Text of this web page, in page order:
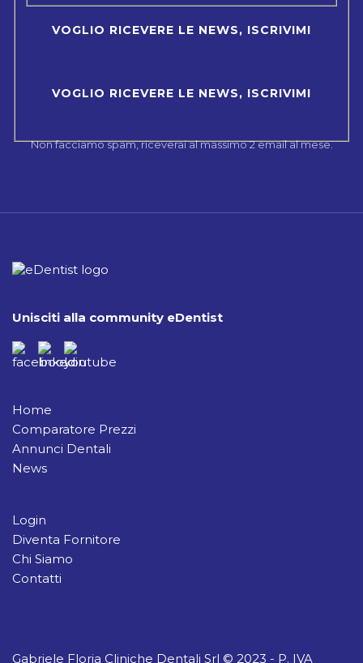
Non facciamo spam, riceverai al massimo 2 email al mese.
Unisciti alla community eDentist
Home
Comparatore Prezzi
Annunci Dentali
News
Login
Diventa Fornitore
Chi Siamo
Contatti
Gabriele Floria Cliniche Dentali Srl © 2023 - P. IVA